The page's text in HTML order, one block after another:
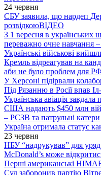
24 червня
СБУ заявила, що нардеп
розвідкоюВІДЕО
З 1 вересня в українських
переважно очне навчання
Українські військові
Кремль відреагував на
аби не було проблем для
У Херсоні підірвали
Під Рязанню в Росії впав
Українська авіація
США надають $450 млн
– РСЗВ та патрульні катери
Україна отримала статус
23 червня
НБУ “надрукував” для
McDonald’s може
Перші американські
Суд заборонив партію